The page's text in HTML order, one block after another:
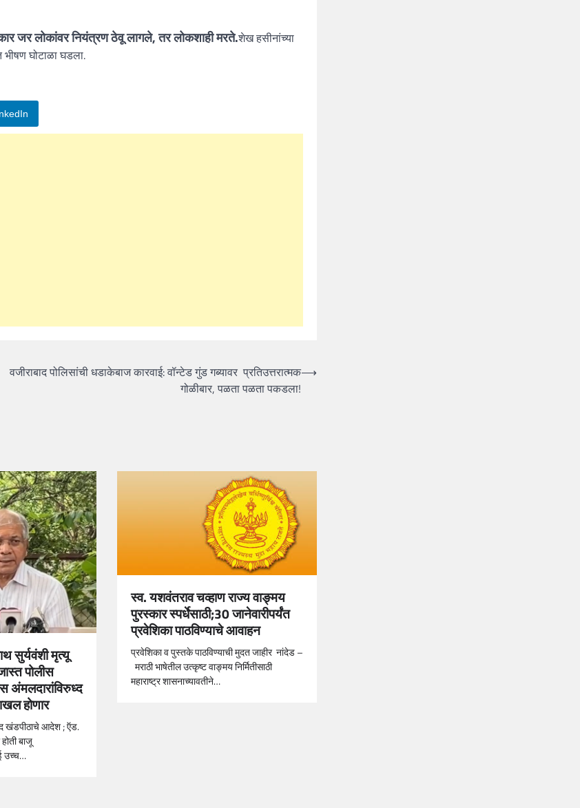
जर लोकांवर नियंत्रण ठेवू लागले, तर लोकशाही मरते.शेख हसीनांच्या
भीषण घोटाळा घडला.
वजीराबाद पोलिसांची धडाकेबाज कारवाई: वॉन्टेड गुंड गब्यावर प्रतिउत्तरात्मक
गोळीबार, पळता पळता पकडला!
⟶
सुर्यवंशी मृत्यू
पोलीस
अंमलदारांविरुध्द
होणार
खंडपीठाचे आदेश ; ऍड.
बाजू
उच्च…
स्व. यशवंतराव चव्हाण राज्य वाङ्मय
पुरस्कार स्पर्धेसाठी;30 जानेवारीपर्यंत
प्रवेशिका पाठविण्याचे आवाहन
प्रवेशिका व पुस्तके पाठविण्याची मुदत जाहीर नांदेड –
मराठी भाषेतील उत्कृष्ट वाङ्मय निर्मितीसाठी
महाराष्ट्र शासनाच्यावतीने…